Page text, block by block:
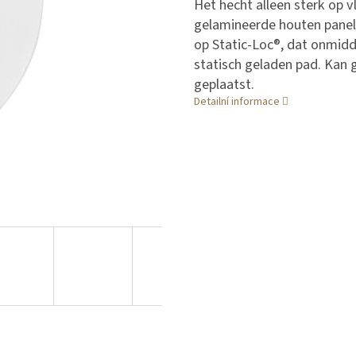
Het hecht alleen sterk op
gelamineerde houten
op Static-Loc®, dat
statisch geladen pad.
geplaatst.
Detailní informace